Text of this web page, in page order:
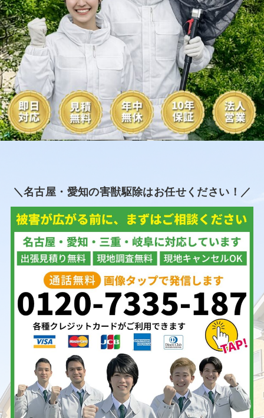
＼名古屋・愛知の害獣駆除はお任せください！／